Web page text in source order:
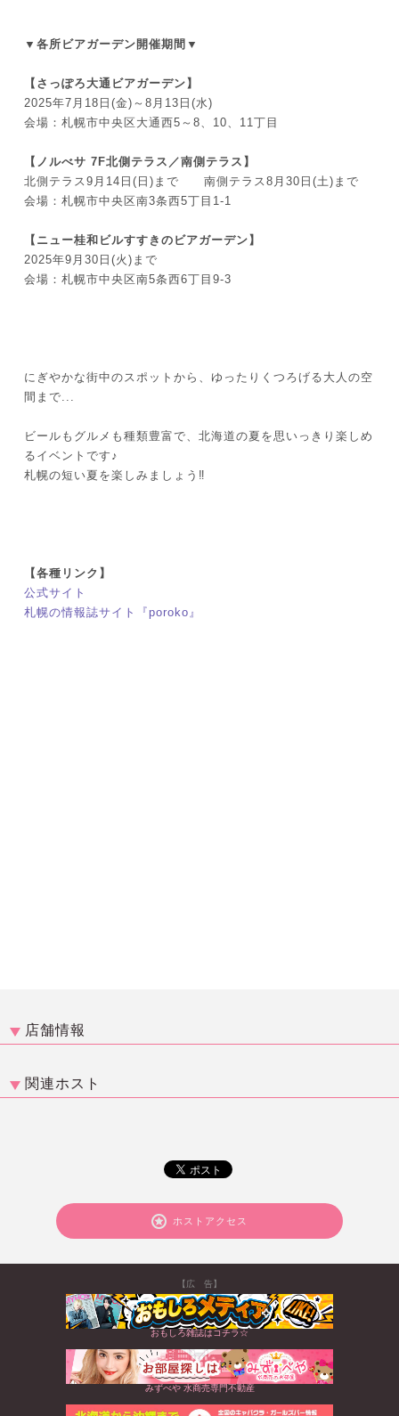
▼各所ビアガーデン開催期間▼
【さっぽろ大通ビアガーデン】
2025年7月18日(金)～8月13日(水)
会場：札幌市中央区大通西5～8、10、11丁目
【ノルべサ 7F北側テラス／南側テラス】
北側テラス9月14日(日)まで 南側テラス8月30日(土)まで
会場：札幌市中央区南3条西5丁目1-1
【ニュー桂和ビルすすきのビアガーデン】
2025年9月30日(火)まで
会場：札幌市中央区南5条西6丁目9-3
にぎやかな街中のスポットから、ゆったりくつろげる大人の空
間まで...
ビールもグルメも種類豊富で、北海道の夏を思いっきり楽しめ
るイベントです♪
札幌の短い夏を楽しみましょう‼
【各種リンク】
公式サイト
札幌の情報誌サイト『poroko』
店舗情報
関連ホスト
ホストアクセス
【広 告】
おもしろ雑誌はコチラ☆
みずべや 水商売専門不動産